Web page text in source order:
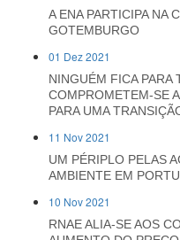
A ENA PARTICIPA NA
GOTEMBURGO
01 Dez 2021
NINGUÉM FICA PARA
COMPROMETEM-SE
PARA UMA
11 Nov 2021
UM PÉRIPLO PELAS
AMBIENTE EM
10 Nov 2021
RNAE ALIA-SE AOS